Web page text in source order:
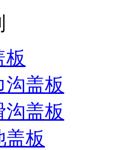
板
沟盖板
沟盖板
盖板